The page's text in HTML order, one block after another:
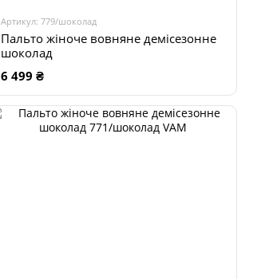
Артикул: 779/шоколад
Пальто жіноче вовняне демісезонне
шоколад
6 499 ₴